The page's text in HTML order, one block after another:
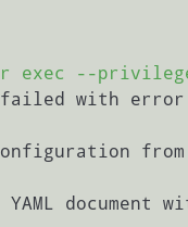
exec --
failed with
document